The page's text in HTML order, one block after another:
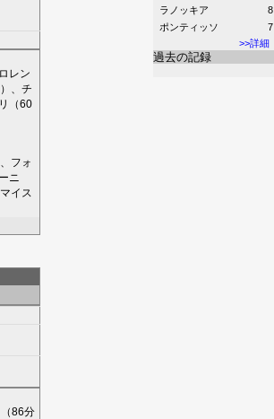
>>詳細
ラノッキア
8
ポンティッソ
7
過去の記録
レン
）、 チ
（60
フォ
ニ
マイス
（86分